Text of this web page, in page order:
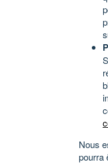
Nous
pourra